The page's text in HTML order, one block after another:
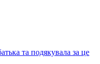
та подякувала за це